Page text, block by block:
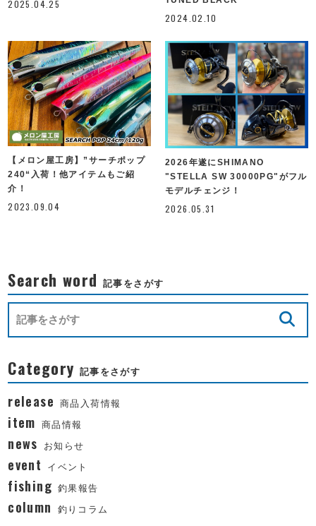
2025.04.25
2024.02.10
【メロン屋工房】”サーチポップ
240“入荷！他アイテムもご紹
介！
2023.09.04
2026年遂にSHIMANO
"STELLA SW 30000PG"がフル
モデルチェンジ！
2026.05.31
Search word 記事をさがす
Category 記事をさがす
release 商品入荷情報
item 商品情報
news お知らせ
event イベント
fishing 釣果報告
column 釣りコラム